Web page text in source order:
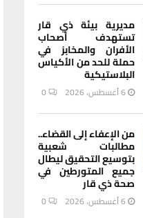
مديرية بيئة ذي قار
تستهدف أصحاب
الأفران والمخابز في
حملة للحد من الأكياس
البلاستيكية
6 أغسطس، 2026 0
من الإعفاء إلى القضاء..
مطالبات شعبية
بتوسيع التحقيق ليطال
جميع المتورطين في
صحة ذي قار
6 أغسطس، 2026 0